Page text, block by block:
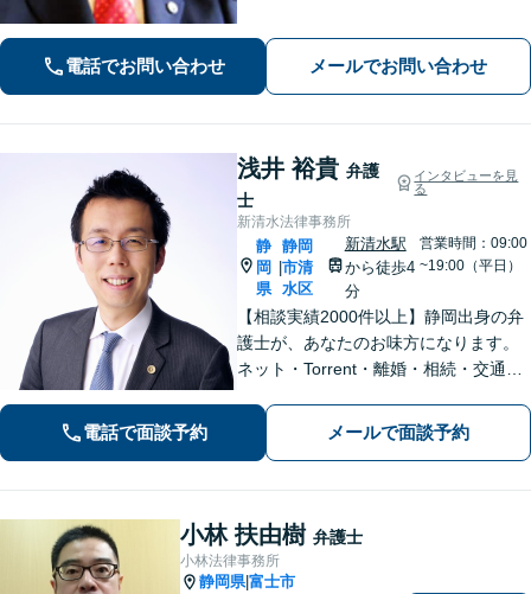
して頼んで良かったと思われる、そう
いう弁護士でいようと日々努めていま
す。 まずはご相談ください。
電話でお問い合わせ メールでお問い合わせ
浅井 裕貴 弁護
士
インタビューを見
る
新清水法律事務所
静
岡
県
静岡
市清
水区
新清水駅
から徒歩4
分
営業時間：09:00
~19:00（平日）
【相談実績2000件以上】静岡出身の弁
護士が、あなたのお味方になります。
ネット・Torrent・離婚・相続・交通事
談ください。初回電話10分無料。全国
対応。親身なサポートをいたします。
電話で面談予約 メールで面談予約
小林 扶由樹 弁護士
小林法律事務所
静岡県|富士市